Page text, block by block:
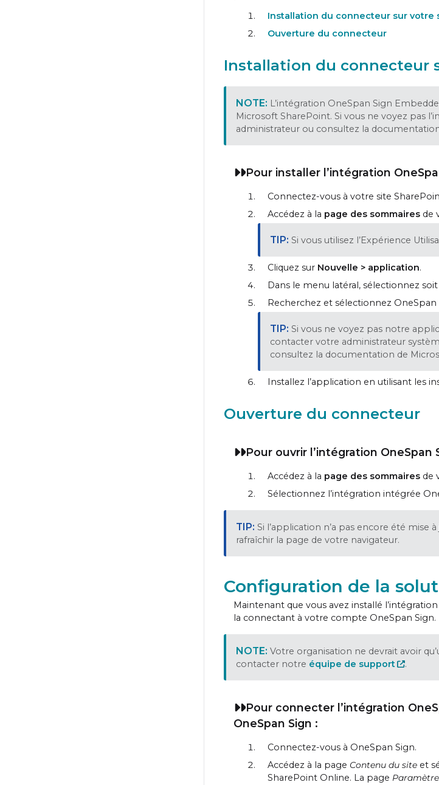
Installation du connecteur sur votre
Ouverture du connecteur
Installation du connecteur
L’intégration OneSpan Sign
Microsoft SharePoint. Si vous ne voyez pas
administrateur ou consultez la
Pour installer l’intégration
Connectez-vous à votre site
Accédez à la page des sommaires de
Si vous utilisez l’Expérience
Cliquez sur Nouvelle > application.
Dans le menu latéral, sélectionnez soit
Recherchez et sélectionnez
Si vous ne voyez pas notre
contacter votre administrateur
consultez la documentation de
Installez l’application en utilisant les
Ouverture du connecteur
Pour ouvrir l’intégration
Accédez à la page des sommaires de
Sélectionnez l’intégration intégrée
Si l’application n’a pas encore été mise
rafraîchir la page de votre navigateur.
Configuration de la
Maintenant que vous avez installé
la connectant à votre compte OneSpan Sign.
Votre organisation ne devrait avoir
contacter notre équipe de support .
Pour connecter l’intégration
OneSpan Sign :
Connectez-vous à OneSpan Sign.
Accédez à la page Contenu du site et
SharePoint Online. La page